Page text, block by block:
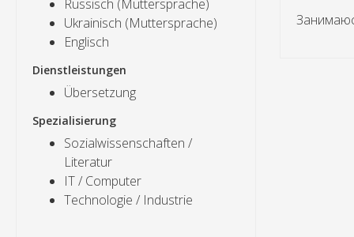
Russisch (Muttersprache)
Ukrainisch (Muttersprache)
Englisch
Dienstleistungen
Übersetzung
Spezialisierung
Sozialwissenschaften /
Literatur
IT / Computer
Technologie / Industrie